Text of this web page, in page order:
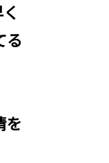
る
を